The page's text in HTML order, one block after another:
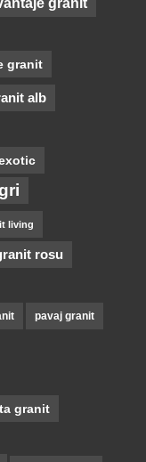
granit
alb
living
rosu
pavaj granit
granit